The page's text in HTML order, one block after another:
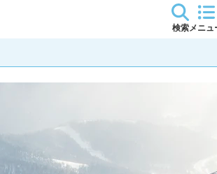
検索メニュ